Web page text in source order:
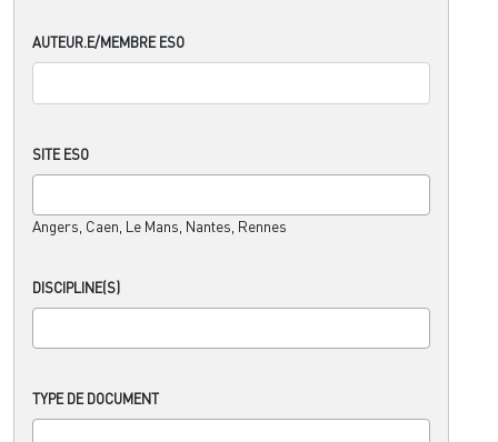
AUTEUR.E/MEMBRE ESO
SITE ESO
Angers, Caen, Le Mans, Nantes, Rennes
DISCIPLINE(S)
TYPE DE DOCUMENT